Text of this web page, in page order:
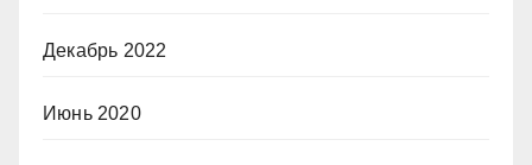
Декабрь 2022
Июнь 2020